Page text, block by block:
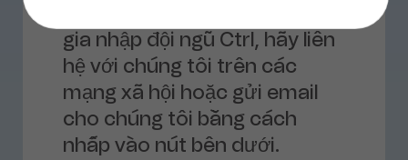
gia nhập đội ngũ Ctrl, hãy liên
hệ với chúng tôi trên các
mạng xã hội hoặc gửi email
cho chúng tôi bằng cách
nhấp vào nút bên dưới.